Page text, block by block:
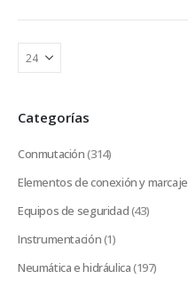
Categorías
Conmutación(314)
Elementos de conexión y marcaje
Equipos de seguridad(43)
Instrumentación(1)
Neumática e hidráulica(197)